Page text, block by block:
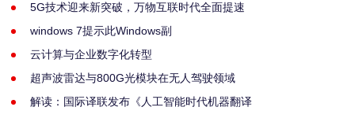
5G技术迎来新突破，万物互联时代全面提速
windows 7提示此Windows副
云计算与企业数字化转型
超声波雷达与800G光模块在无人驾驶领域
解读：国际译联发布《人工智能时代机器翻译